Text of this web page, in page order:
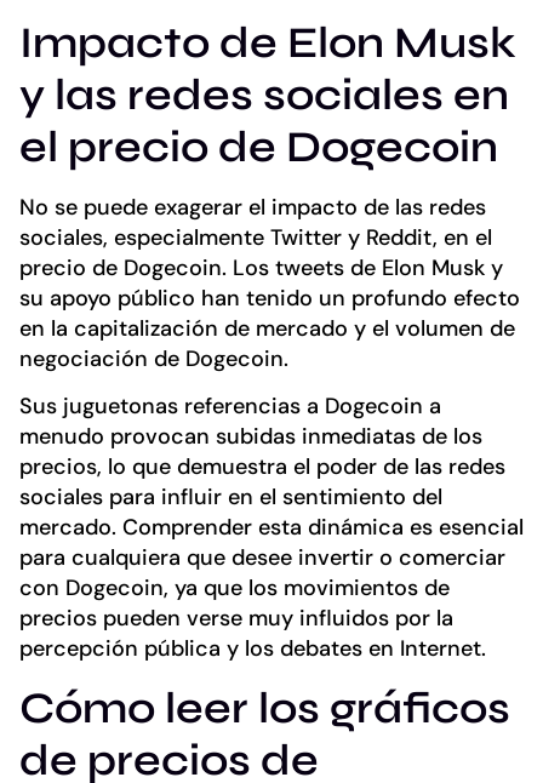
Impacto de Elon Musk
y las redes sociales en
el precio de Dogecoin
No se puede exagerar el impacto de las redes
sociales, especialmente Twitter y Reddit, en el
precio de Dogecoin. Los tweets de Elon Musk y
su apoyo público han tenido un profundo efecto
en la capitalización de mercado y el volumen de
negociación de Dogecoin.
Sus juguetonas referencias a Dogecoin a
menudo provocan subidas inmediatas de los
precios, lo que demuestra el poder de las redes
sociales para influir en el sentimiento del
mercado. Comprender esta dinámica es esencial
para cualquiera que desee invertir o comerciar
con Dogecoin, ya que los movimientos de
precios pueden verse muy influidos por la
percepción pública y los debates en Internet.
Cómo leer los gráficos
de precios de